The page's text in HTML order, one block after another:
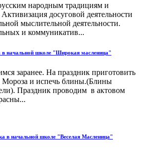
народным традициям и
досуговой деятельности
мыслительной деятельности.
и коммуникатив...
в начальной школе "Широкая масленица"
заранее. На праздник приготовить
и испечь блины.(Блины
Праздник проводим в актовом
в начальной школе "Веселая Масленица"